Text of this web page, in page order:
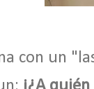
con un